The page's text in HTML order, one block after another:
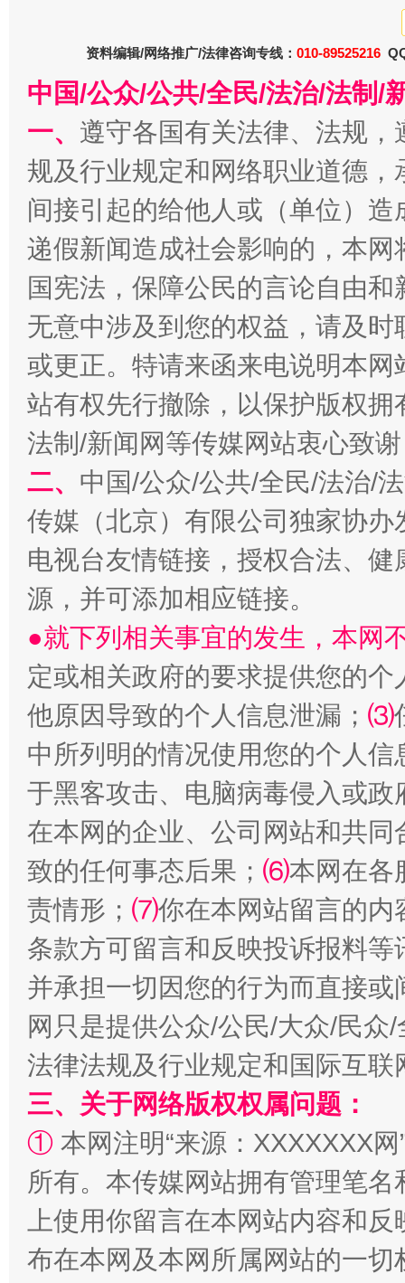
在谋一域中谋全局
今
习近平的博鳌关键词
魏明亮
生
揭批美国五大"原罪" "炒
解纷+调解+退费，一次搞定
资料编辑/网络推广/法律咨询专线： 010-89525216
中国/公众/公共/全民/法治/法制/
一、 遵守各国有关法律、法规
规及行业规定和网络职业道德
间接引起的给他人或（单位）
递假新闻造成社会影响的，本
国宪法，保障公民的言论自由
无意中涉及到您的权益，请及
或更正。特请来函来电说明本
站有权先行撤除，以保护版权
法制/新闻网等传媒网站衷心致
二、 中国/公众/公共/全民/法治/
传媒（北京）有限公司独家协
电视台友情链接，授权合法、
源，并可添加相应链接。
●就下列相关事宜的发生，本网
定或相关政府的要求提供您的个
他原因导致的个人信息泄漏； ⑶
中所列明的情况使用您的个人
于黑客攻击、电脑病毒侵入或
在本网的企业、公司网站和共
致的任何事态后果； ⑹本网在各
责情形； ⑺你在本网站留言的内
条款方可留言和反映投诉报料
并承担一切因您的行为而直接
网只是提供公众/公民/大众/民
法律法规及行业规定和国际互
三、关于网络版权权属问题：
① 本网注明“来源：XXXXXXX
所有。本传媒网站拥有管理笔
上使用你留言在本网站内容和
布在本网及本网所属网站的一